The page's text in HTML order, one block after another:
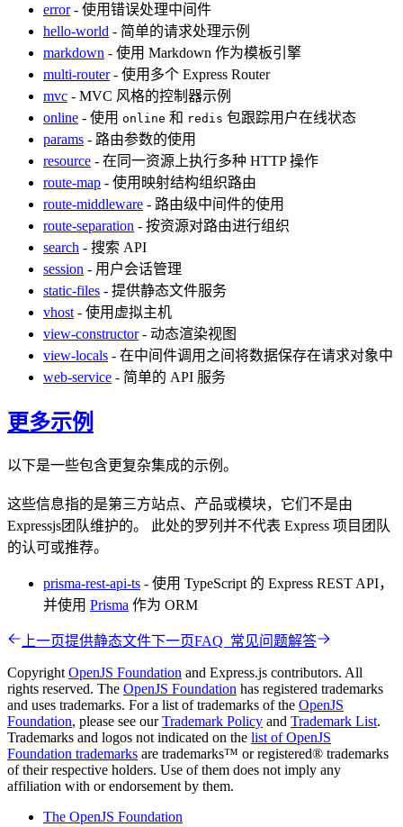
error- 使用错误处理中间件
hello-world - 简单的请求处理示例
markdown - 使用 Markdown 作为模板引擎
multi-router- 使用多个 Express Router
mvc - MVC 风格的控制器示例
online - 使用 online 和 redis 包跟踪用户在线状态
params - 路由参数的使用
resource - 在同一资源上执行多种 HTTP 操作
route-map - 使用映射结构组织路由
route-middleware - 路由级中间件的使用
route-separation - 按资源对路由进行组织
search - 搜索 API
session - 用户会话管理
static-files - 提供静态文件服务
vhost - 使用虚拟主机
view-constructor- 动态渲染视图
view-locals - 在中间件调用之间将数据保存在请求对象中
web-service - 简单的 API 服务
更多示例
以下是一些包含更复杂集成的示例。
这些信息指的是第三方站点、产品或模块，它们不是由
Expressjs团队维护的。 此处的罗列并不代表 Express 项目团队
的认可或推荐。
prisma-rest-api-ts - 使用 TypeScript 的 Express REST API，
并使用 Prisma 作为 ORM
上一页提供静态文件下一页FAQ 常见问题解答
Copyright OpenJS Foundation and Express.js contributors. All
rights reserved. The OpenJS Foundation has registered trademarks
and uses trademarks. For a list of trademarks of the OpenJS
Foundation, please see ourTrademark Policy and Trademark List.
Trademarks and logos not indicated on the list of OpenJS
Foundation trademarks are trademarks™ or registered® trademarks
of their respective holders. Use of them does not imply any
affiliation with or endorsement by them.
The OpenJS Foundation